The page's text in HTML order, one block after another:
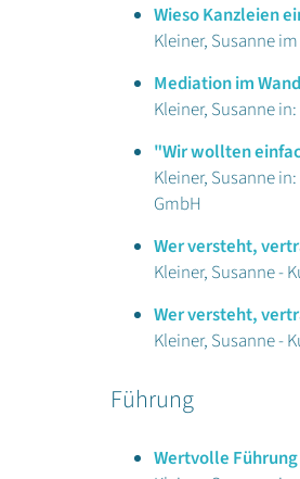
Wieso Kanzleien
Kleiner, Susanne
Mediation im
Kleiner, Susanne
"Wir wollten
Kleiner, Susanne
GmbH
Wer versteht,
Kleiner, Susanne -
Wer versteht,
Kleiner, Susanne -
Führung
Wertvolle